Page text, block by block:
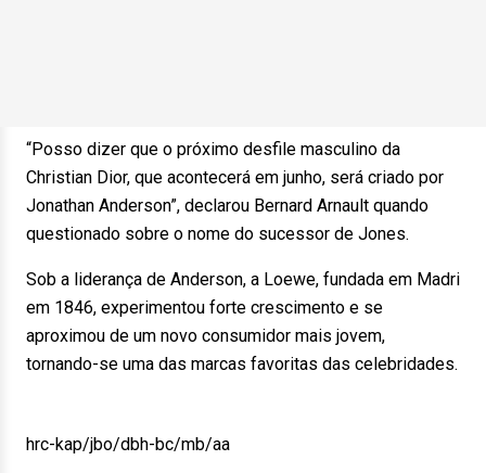
“Posso dizer que o próximo desfile masculino da
Christian Dior, que acontecerá em junho, será criado por
Jonathan Anderson”, declarou Bernard Arnault quando
questionado sobre o nome do sucessor de Jones.
Sob a liderança de Anderson, a Loewe, fundada em Madri
em 1846, experimentou forte crescimento e se
aproximou de um novo consumidor mais jovem,
tornando-se uma das marcas favoritas das celebridades.
hrc-kap/jbo/dbh-bc/mb/aa